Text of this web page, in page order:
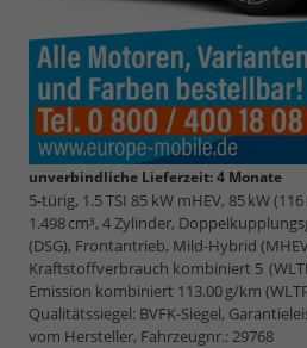
unverbindliche Lieferzeit:4 Monate
5-türig, 1.5 TSI 85 kW mHEV, 85 kW (116
1.498 cm³, 4 Zylinder,
(DSG), Frontantrieb, Mild-Hybrid
Kraftstoffverbrauch kombiniert 5
Emission kombiniert 113.00 g/km
Qualitätssiegel: BVFK-Siegel,
vom Hersteller, Fahrzeugnr.: 29768